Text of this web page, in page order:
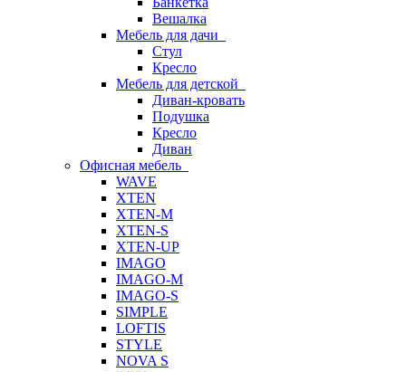
Вешалка
Мебель для дачи
Стул
Кресло
Мебель для детской
Диван-кровать
Подушка
Кресло
Диван
Офисная мебель
WAVE
XTEN
XTEN-M
XTEN-S
XTEN-UP
IMAGO
IMAGO-M
IMAGO-S
SIMPLE
LOFTIS
STYLE
NOVA S